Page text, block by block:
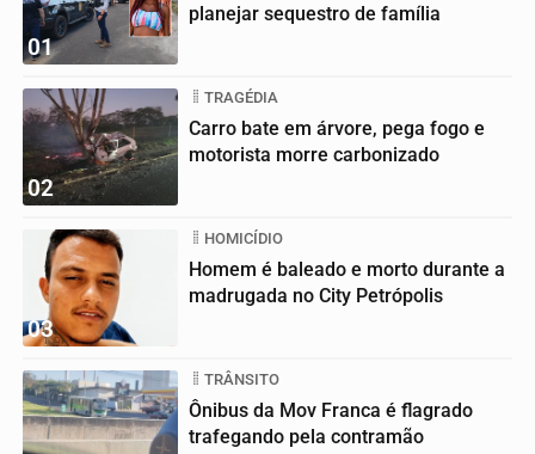
01
planejar sequestro de família
02
TRAGÉDIA
Carro bate em árvore, pega fogo e
motorista morre carbonizado
03
HOMICÍDIO
Homem é baleado e morto durante a
madrugada no City Petrópolis
TRÂNSITO
Ônibus da Mov Franca é flagrado
trafegando pela contramão